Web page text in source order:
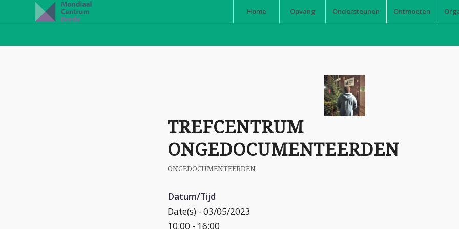
Home Opvang Ondersteunen Ontmoeten
TREFCENTRUM
ONGEDOCUMENTEERDEN
ONGEDOCUMENTEERDEN
Datum/Tijd
Date(s) - 03/05/2023
10:00 - 16:00